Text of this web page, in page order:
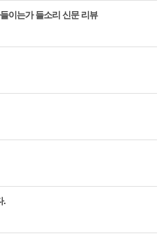
이는가 들소리 신문 리뷰
.